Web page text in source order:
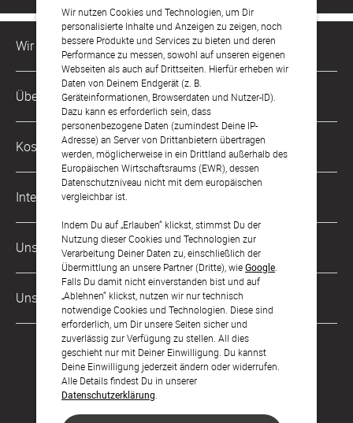
Wir nutzen Cookies und Technologien, um Dir
personalisierte Inhalte und Anzeigen zu zeigen, noch
bessere Produkte und Services zu bieten und deren
Performance zu messen, sowohl auf unseren eigenen
Webseiten als auch auf Drittseiten. Hierfür erheben wir
Daten von Deinem Endgerät (z. B.
Geräteinformationen, Browserdaten und Nutzer-ID).
Dazu kann es erforderlich sein, dass
personenbezogene Daten (zumindest Deine IP-
Adresse) an Server von Drittanbietern übertragen
werden, möglicherweise in ein Drittland außerhalb des
Europäischen Wirtschaftsraums (EWR), dessen
Datenschutzniveau nicht mit dem europäischen
vergleichbar ist.
Indem Du auf „Erlauben“ klickst, stimmst Du der
Nutzung dieser Cookies und Technologien zur
Verarbeitung Deiner Daten zu, einschließlich der
Übermittlung an unsere Partner (Dritte), wieGoogle
Falls Du damit nicht einverstanden bist und auf
„Ablehnen“ klickst, nutzen wir nur technisch
notwendige Cookies und Technologien. Diese sind
erforderlich, um Dir unsere Seiten sicher und
zuverlässig zur Verfügung zu stellen. All dies
geschieht nur mit Deiner Einwilligung. Du kannst
Deine Einwilligung jederzeit ändern oder widerrufen.
Alle Details findest Du in unserer
Datenschutzerklärung
Wir sind für Dich da
Kundenservice-Hotline
0221 956 725 10
Mo. - Fr. von 9 bis 17 Uhr
kontakt@sendmoments.de
Über Uns
Philosophie
Karriere
Impressum
AGB & Widerrufsrecht
Zahlung & Versand
Datenschutz
Barrierefreiheitserklärung
LLM's
Kostenlose Services
Musterkarten
Digitale Gästelisten
FAQ & Hilfe
International
Österreich
Schweiz
Frankreich
Unsere Zahlungsarten
Unsere Partner